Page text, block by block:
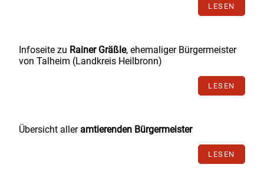
LESEN
Infoseite zu Rainer Gräßle, ehemaliger Bürgermeister
von Talheim (Landkreis Heilbronn)
LESEN
Übersicht aller amtierenden Bürgermeister
LESEN